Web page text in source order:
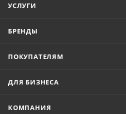
УСЛУГИ
БРЕНДЫ
ПОКУПАТЕЛЯМ
ДЛЯ БИЗНЕСА
КОМПАНИЯ